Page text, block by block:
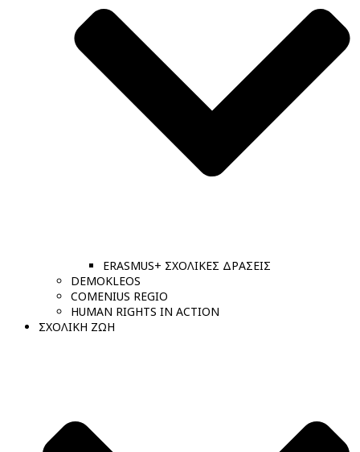
ERASMUS+ ΣΧΟΛΙΚΕΣ ΔΡΑΣΕΙΣ
DEMOKLEOS
COMENIUS REGIO
HUMAN RIGHTS IN ACTION
ΣΧΟΛΙΚΗ ΖΩΗ